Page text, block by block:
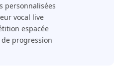
personnalisées
vocal live
espacée
de progression